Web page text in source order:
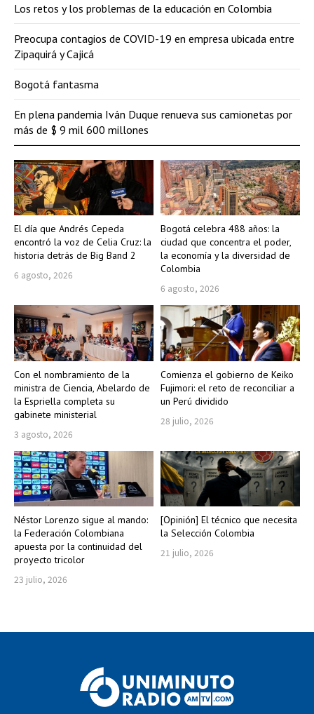
El día que Andrés Cepeda
encontró la voz de Celia Cruz: la
historia detrás de Big Band 2
6 agosto, 2026
Bogotá celebra 488 años: la
ciudad que concentra el poder,
la economía y la diversidad de
Colombia
6 agosto, 2026
Con el nombramiento de la
ministra de Ciencia, Abelardo de
la Espriella completa su
gabinete ministerial
3 agosto, 2026
Comienza el gobierno de Keiko
Fujimori: el reto de reconciliar a
un Perú dividido
28 julio, 2026
Néstor Lorenzo sigue al mando:
la Federación Colombiana
apuesta por la continuidad del
proyecto tricolor
23 julio, 2026
[Opinión] El técnico que necesita
la Selección Colombia
21 julio, 2026
Los retos y los problemas de la educación en Colombia
Preocupa contagios de COVID-19 en empresa ubicada entre
Zipaquirá y Cajicá
Bogotá fantasma
En plena pandemia Iván Duque renueva sus camionetas por
más de $ 9 mil 600 millones